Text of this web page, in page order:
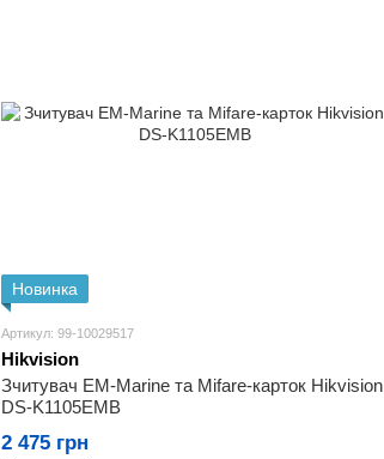
Новинка
Артикул: 99-10029517
Hikvision
Зчитувач EM-Marine та Mifare-карток Hikvision
DS-K1105EMB
2 475 грн